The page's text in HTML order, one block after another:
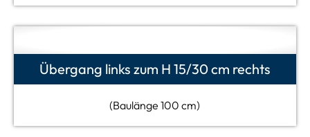
Übergang links zum H 15/30 cm rechts
(Baulänge 100 cm)